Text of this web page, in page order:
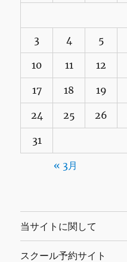
3 4 5
10 11 12
17 18 19
24 25 26
31
« 3月
当サイトに関して
スクール予約サイト